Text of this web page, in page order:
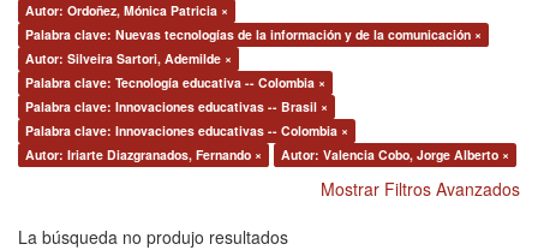
Autor: Ordoñez, Mónica Patricia ×
Palabra clave: Nuevas tecnologías de la información y de la comunicación ×
Autor: Silveira Sartori, Ademilde ×
Palabra clave: Tecnología educativa -- Colombia ×
Palabra clave: Innovaciones educativas -- Brasil ×
Palabra clave: Innovaciones educativas -- Colombia ×
Autor: Iriarte Diazgranados, Fernando ×
Autor: Valencia Cobo, Jorge Alberto ×
Mostrar Filtros Avanzados
La búsqueda no produjo resultados